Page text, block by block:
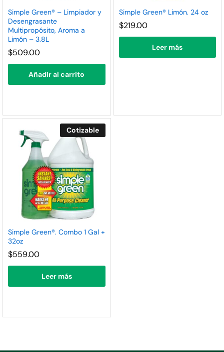
Simple Green® – Limpiador y
Desengrasante
Multipropósito, Aroma a
Limón – 3.8L
$509.00
Añadir al carrito
Simple Green® Limón. 24 oz
$219.00
Leer más
Cotizable
Simple Green®. Combo 1 Gal +
32oz
$559.00
Leer más